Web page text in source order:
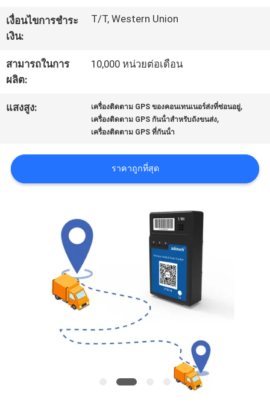
คุณภาพ
ติดต่อ
เรา
ใบ
เสนอ
เว็บไซต์
PRIVACY
เงื่อนไขการชำระ
เงิน:
T/T, Western Union
สามารถในการ
ผลิต:
10,000 หน่วยต่อเดือน
แสงสูง: เครื่องติดตาม GPS ของคอนเทนเนอร์ส่งที่ซ่อนอยู่,
เครื่องติดตาม GPS กันน้ําสําหรับถังขนส่ง,
เครื่องติดตาม GPS ที่กันน้ํา
ราคาถูกที่สุด